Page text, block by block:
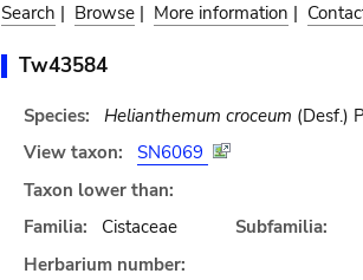
Search | Browse | More information |
Tw43584
Species: Helianthemum croceum (Desf.)
View taxon:
SN6069
Taxon lower than:
Familia:
Cistaceae
Subfamilia:
Herbarium number: